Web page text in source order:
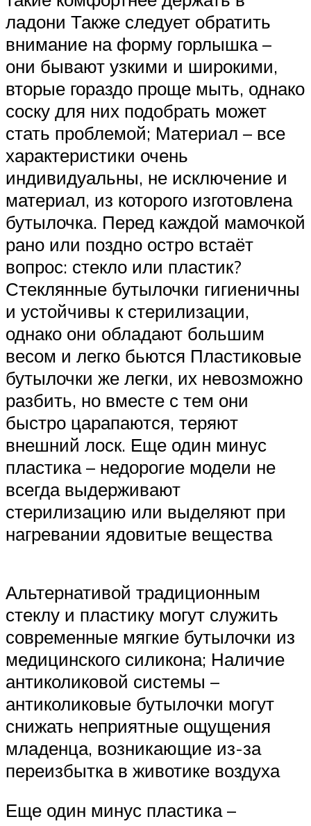
ладони Также следует обратить
внимание на форму горлышка –
они бывают узкими и широкими,
вторые гораздо проще мыть, однако
соску для них подобрать может
стать проблемой; Материал – все
характеристики очень
индивидуальны, не исключение и
материал, из которого изготовлена
бутылочка. Перед каждой мамочкой
рано или поздно остро встаёт
вопрос: стекло или пластик?
Стеклянные бутылочки гигиеничны
и устойчивы к стерилизации,
однако они обладают большим
весом и легко бьются Пластиковые
бутылочки же легки, их невозможно
разбить, но вместе с тем они
быстро царапаются, теряют
внешний лоск. Еще один минус
пластика – недорогие модели не
всегда выдерживают
стерилизацию или выделяют при
нагревании ядовитые вещества
Альтернативой традиционным
стеклу и пластику могут служить
современные мягкие бутылочки из
медицинского силикона; Наличие
антиколиковой системы –
антиколиковые бутылочки могут
снижать неприятные ощущения
младенца, возникающие из-за
переизбытка в животике воздуха
Еще один минус пластика –